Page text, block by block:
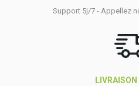
Support 5j/7 - Appellez